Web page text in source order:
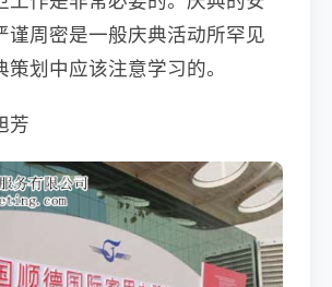
谨周密是一般庆典活动所罕见
划中应该注意学习的。
芳